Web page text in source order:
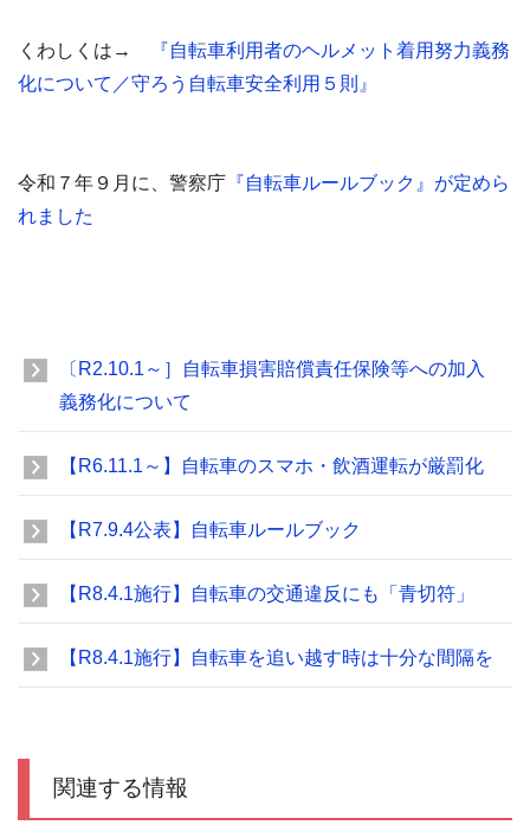
くわしくは→
『自転車利用者のヘルメット着用努力義務
化について／守ろう自転車安全利用５則』
令和７年９月に、警察庁 『自転車ルールブック』が定めら
れました
〔R2.10.1～］自転車損害賠償責任保険等への加入
義務化について
【R6.11.1～】自転車のスマホ・飲酒運転が厳罰化
【R7.9.4公表】自転車ルールブック
【R8.4.1施行】自転車の交通違反にも「青切符」
【R8.4.1施行】自転車を追い越す時は十分な間隔を
関連する情報